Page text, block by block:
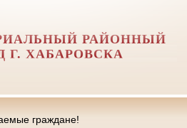
РАЙОННЫЙ
Г. ХАБАРОВСКА
граждане!